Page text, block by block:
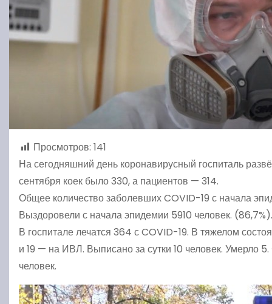
Просмотров: 141
На сегодняшний день коронавирусный госпиталь
сентября коек было 330, а пациентов — 314.
Общее количество заболевших COVID-19 с начала
Выздоровели с начала эпидемии 5910 человек.
В госпитале лечатся 364 с COVID-19. В тяжелом
и 19 — на ИВЛ. Выписано за сутки 10 человек. Умерло
человек.